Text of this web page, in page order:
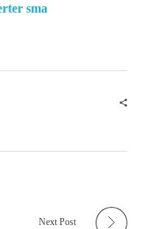
sma
Next Post